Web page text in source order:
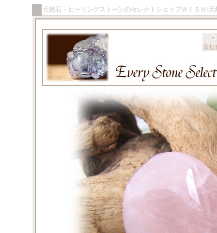
天然石・ヒーリングストーンのセレクトショップＷＩＳＨ/
合わ